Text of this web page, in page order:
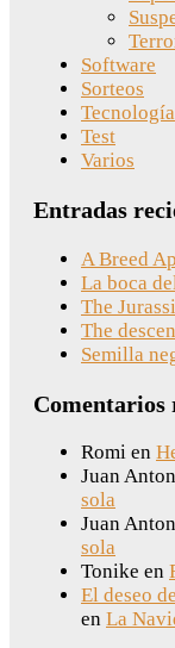
Software
Sorteos
Tecnología
Test
Varios
Entradas
A Breed
La boca
The
The
Semilla
Comentarios
Romi en
Juan
sola
Juan
sola
Tonike en
El deseo
en La